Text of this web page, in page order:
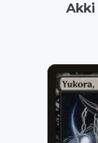
Akki